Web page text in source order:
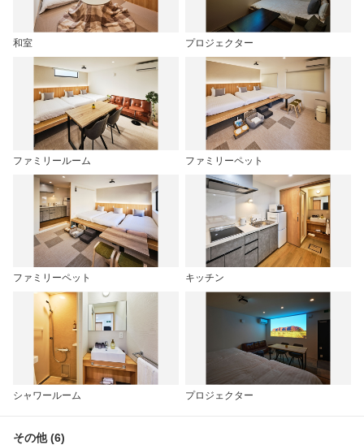
和室 プロジェクター
ファミリールーム ファミリーペット
ファミリーペット キッチン
シャワールーム プロジェクター
その他 (6)